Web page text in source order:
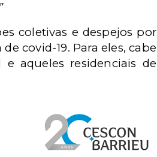
coletivas e despejos por
covid-19. Para eles, cabe
aqueles residenciais de